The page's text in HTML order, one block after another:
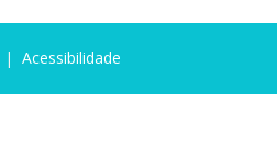
| Acessibilidade